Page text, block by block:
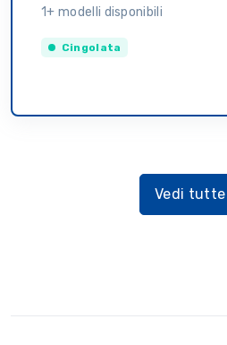
1+ modelli disponibili
Cingolata
Vedi tutte